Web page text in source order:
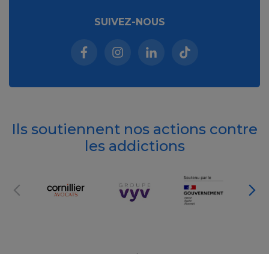
SUIVEZ-NOUS
Facebook (nouvelle fenêtre)
Instagram (nouvelle fenêtre)
Linkedin (nouvelle
Tiktok (nouvelle
Ils soutiennent nos actions contre
les addictions